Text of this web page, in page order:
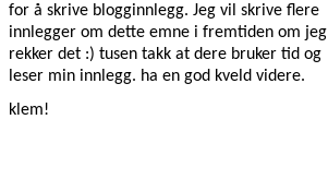
for å skrive blogginnlegg. Jeg vil skrive flere
innlegger om dette emne i fremtiden om jeg
rekker det :) tusen takk at dere bruker tid og
leser min innlegg. ha en god kveld videre.
klem!